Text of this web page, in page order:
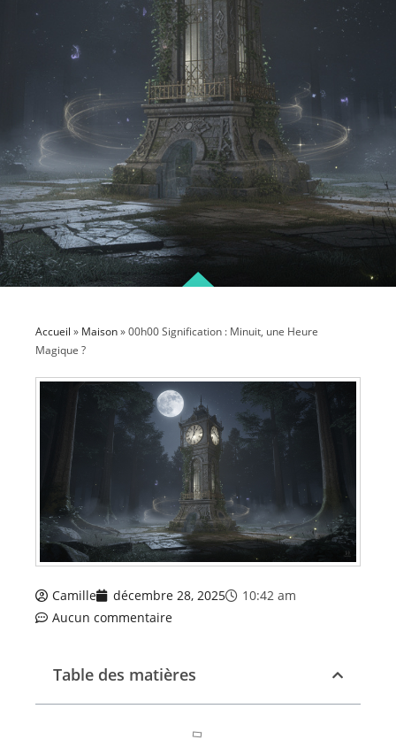
Accueil » Maison»00h00 Signification : Minuit, une Heure
Magique ?
Camille décembre 28, 2025
10:42 am
Aucun commentaire
Table des matières